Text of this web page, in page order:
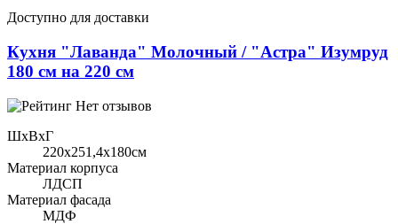
Доступно для доставки
Кухня "Лаванда" Молочный / "Астра" Изумруд
180 см на 220 см
Нет отзывов
ШхВхГ
220x251,4х180см
Материал корпуса
ЛДСП
Материал фасада
МДФ